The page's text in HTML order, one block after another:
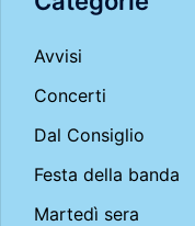
Avvisi
Concerti
Dal Consiglio
Festa della banda
Martedì sera